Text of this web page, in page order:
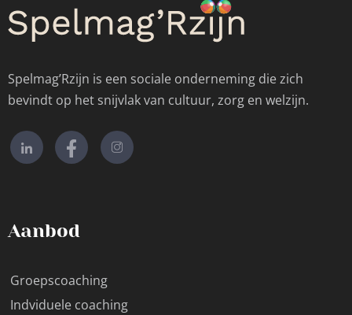
Spelmag’Rzijn is een sociale onderneming die zich
bevindt op het snijvlak van cultuur, zorg en welzijn.
Aanbod
Groepscoaching
Indviduele coaching